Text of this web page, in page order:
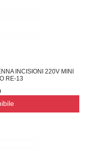
INCISIONI 220V MINI
RE-13